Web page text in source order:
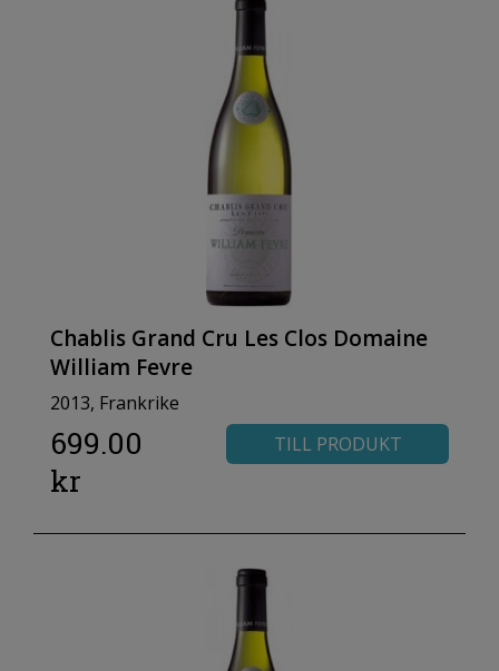
Chablis Grand Cru Les Clos Domaine
William Fevre
2013, Frankrike
699.00
kr
TILL PRODUKT